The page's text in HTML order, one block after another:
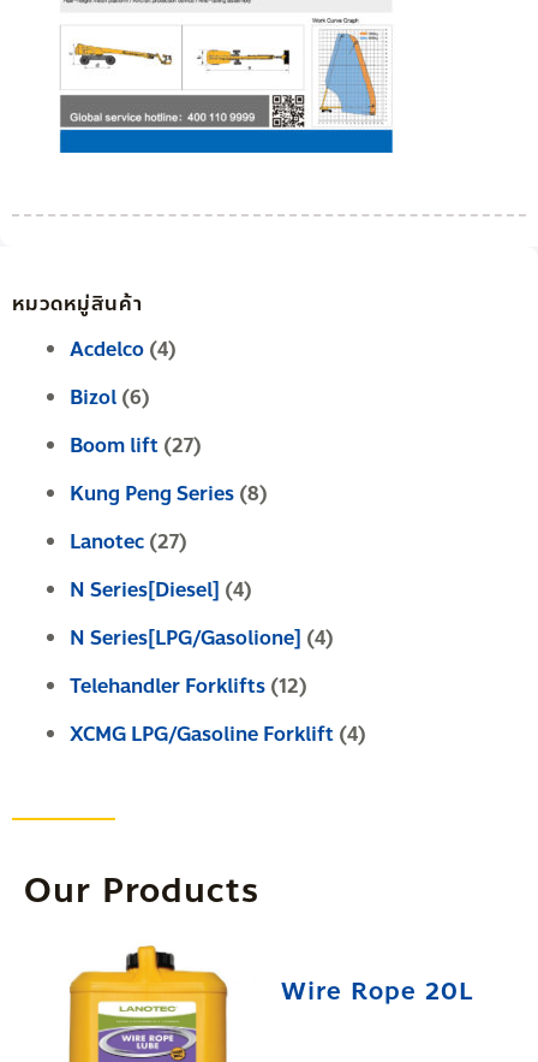
หมวดหมู่สินค้า
Acdelco (4)
Bizol (6)
Boom lift (27)
Kung Peng Series (8)
Lanotec (27)
N Series[Diesel] (4)
N Series[LPG/Gasolione] (4)
Telehandler Forklifts (12)
XCMG LPG/Gasoline Forklift (4)
Our Products
Wire Rope 20L